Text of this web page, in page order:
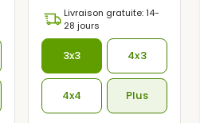
Livraison gratuite: 14-
28 jours
3x3 4x3
4x4 Plus